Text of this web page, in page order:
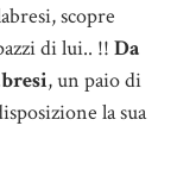
scopre
di lui.. !! Da
, un paio di
la sua